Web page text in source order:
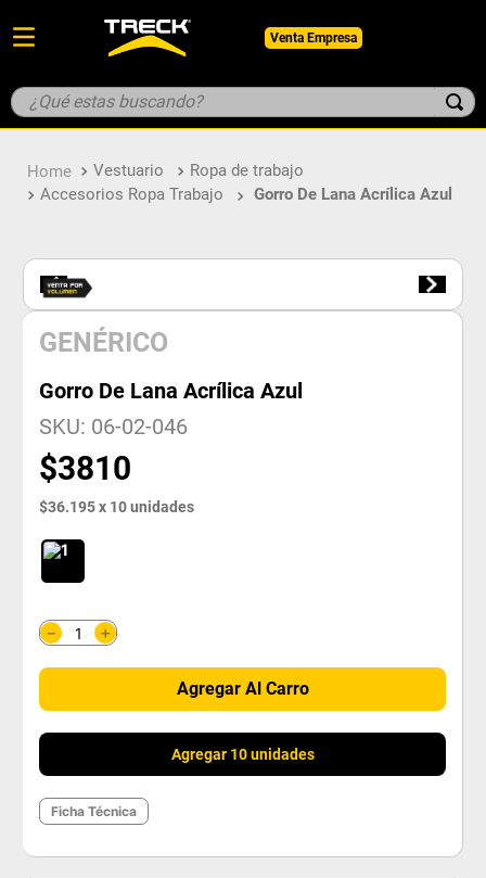
Venta Empresa
¿Qué estas buscando?
Vestuario
Ropa de trabajo
Accesorios Ropa Trabajo
Gorro De Lana Acrílica Azul
GENÉRICO
Gorro De Lana Acrílica Azul
SKU: 06-02-046
$3810
$36.195x 10unidades
＋
－
Agregar Al Carro
Agregar 10 unidades
Ficha Técnica
1. botin